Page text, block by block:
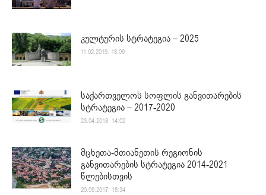
კულტურის სტრატეგია – 2025
11.02.2019. 18:09
საქართველოს სოფლის განვითარების
სტრატეგია – 2017-2020
23.04.2018. 14:02
მცხეთა-მთიანეთის რეგიონის
განვითარების სტრატეგია 2014-2021
წლებისთვის
20.09.2017. 18:34